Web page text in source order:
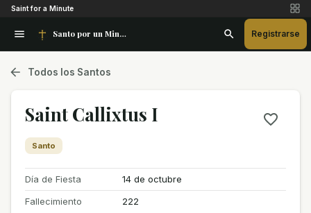
Saint for a Minute
Santo por un Minuto Registrarse
Todos los Santos
Saint Callixtus I
Santo
Día de Fiesta
14 de octubre
Fallecimiento
222